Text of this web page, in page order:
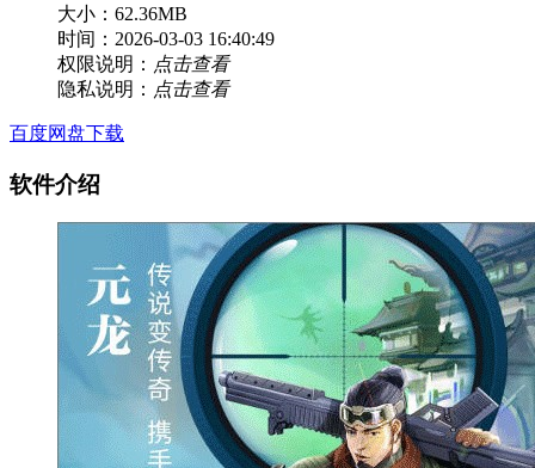
大小：62.36MB
时间：2026-03-03 16:40:49
权限说明： 点击查看
隐私说明： 点击查看
百度网盘下载
软件介绍